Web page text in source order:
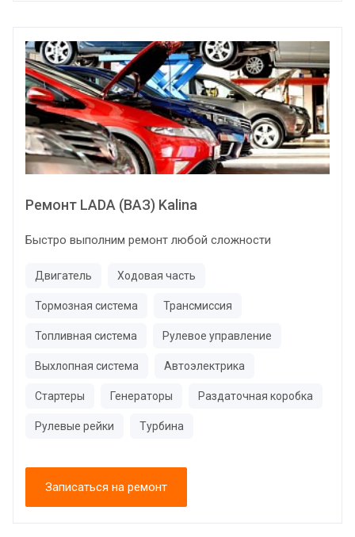
Ремонт LADA (ВАЗ) Kalina
Быстро выполним ремонт любой сложности
Двигатель Ходовая часть
Тормозная система Трансмиссия
Топливная система Рулевое управление
Выхлопная система Автоэлектрика
Стартеры Генераторы Раздаточная коробка
Рулевые рейки Турбина
Записаться на ремонт